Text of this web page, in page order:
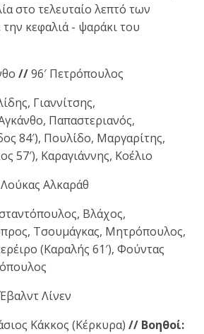
στο τελευταίο λεπτό των
κεφαλιά - ψαράκι του
//96′ Πετρόπουλος
Γιαννίτσης,
Παπαστεριανός,
84′), Πουλίδο, Μαργαρίτης,
57′), Καραγιάννης, Κοέλιο
Λούκας Αλκαράθ
Βλάχος,
Τσουμάγκας, Μητρόπουλος,
(Καραλής 61′), Φούντας
Έβαλντ Λίνεν
Κάκκος (Κέρκυρα) // Βοηθοί: